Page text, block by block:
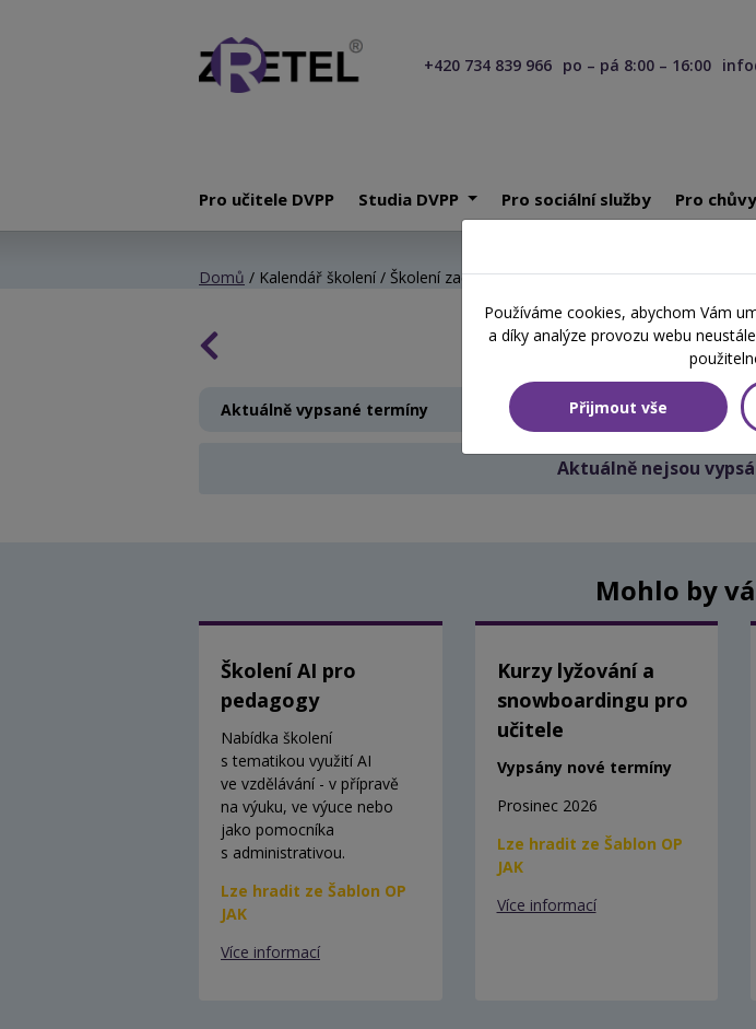
+420 734 839 966 po – pá 8:00 – 16:00
Pro učitele DVPP Studia DVPP Pro sociální služby Pro chůvy
Domů / Kalendář školení / Školení začínající 08. 10. 2025
Školení
Aktuálně vypsané termíny
Aktuálně nejsou
Mohlo by
Školení AI pro
pedagogy
Nabídka školení
s tematikou využití AI
ve vzdělávání - v přípravě
na výuku, ve výuce nebo
jako pomocníka
s administrativou.
Lze hradit ze Šablon OP
JAK
Více informací
Kurzy lyžování a
snowboardingu pro
učitele
Vypsány nové termíny
Prosinec 2026
Lze hradit ze Šablon OP
JAK
Více informací
Používáme cookies, abychom Vám
a díky analýze provozu webu
Přijmout vše